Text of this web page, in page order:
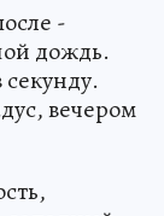
-
дождь.
вечером